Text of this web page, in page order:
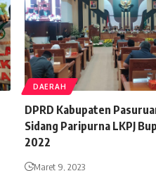
DAERAH
DPRD Kabupaten
Sidang Paripurna LKPJ
2022
Maret 9, 2023